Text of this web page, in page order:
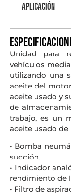
Aplicación
Unidad para
vehículos
utilizando una
aceite del
aceite usado y
de
trabajo, es un
aceite usado de
• Bomba
succión.
• Indicador
rendimiento de
• Filtro de